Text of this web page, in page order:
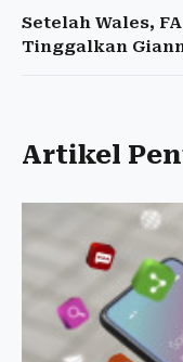
Setelah Wales,
Tinggalkan
Artikel